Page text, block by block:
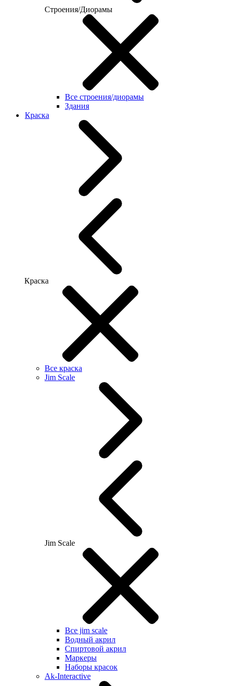
Строения/Диорамы
Все строения/диорамы
Здания
Краска
Краска
Все краска
Jim Scale
Jim Scale
Все jim scale
Водный акрил
Спиртовой акрил
Маркеры
Наборы красок
Ak-Interactive